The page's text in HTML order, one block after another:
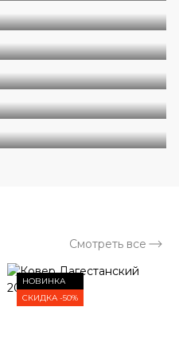
Смотреть все
НОВИНКА
СКИДКА -50%